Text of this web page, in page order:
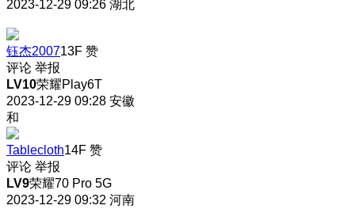
2023-12-29 09:26 湖北
钰杰200713F 赞
评论 举报
LV10荣耀Play6T
2023-12-29 09:28 安徽
和
Tablecloth14F 赞
评论 举报
LV9荣耀70 Pro 5G
2023-12-29 09:32 河南